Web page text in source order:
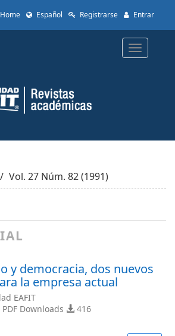
Español Registrarse Entrar
Toggle
Vol. 27 Núm. 82 (1991)
y democracia, dos nuevos
la empresa actual
EAFIT
Downloads
416